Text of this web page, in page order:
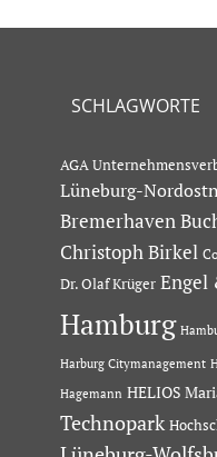
SCHLAGWORTE
AGA
Lüneburg-
Bremerhaven
Christoph Birkel
Dr. Olaf Krüger Engel
Hamburg
Harburg Citymanagement
Hagemann HELIOS
Technopark